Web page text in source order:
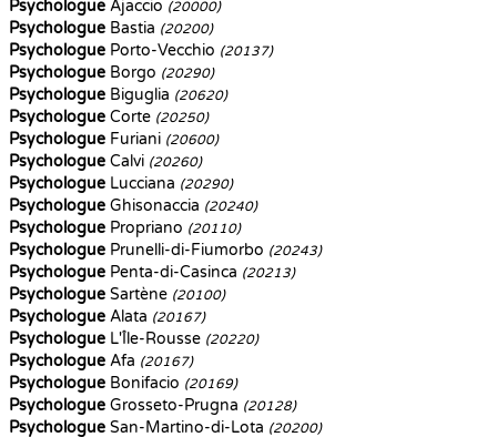
Psychologue Ajaccio (20000)
Psychologue Bastia (20200)
Psychologue Porto-Vecchio (20137)
Psychologue Borgo (20290)
Psychologue Biguglia (20620)
Psychologue Corte (20250)
Psychologue Furiani (20600)
Psychologue Calvi (20260)
Psychologue Lucciana (20290)
Psychologue Ghisonaccia (20240)
Psychologue Propriano (20110)
Psychologue Prunelli-di-Fiumorbo (20243)
Psychologue Penta-di-Casinca (20213)
Psychologue Sartène (20100)
Psychologue Alata (20167)
Psychologue L'Île-Rousse (20220)
Psychologue Afa (20167)
Psychologue Bonifacio (20169)
Psychologue Grosseto-Prugna (20128)
Psychologue San-Martino-di-Lota (20200)